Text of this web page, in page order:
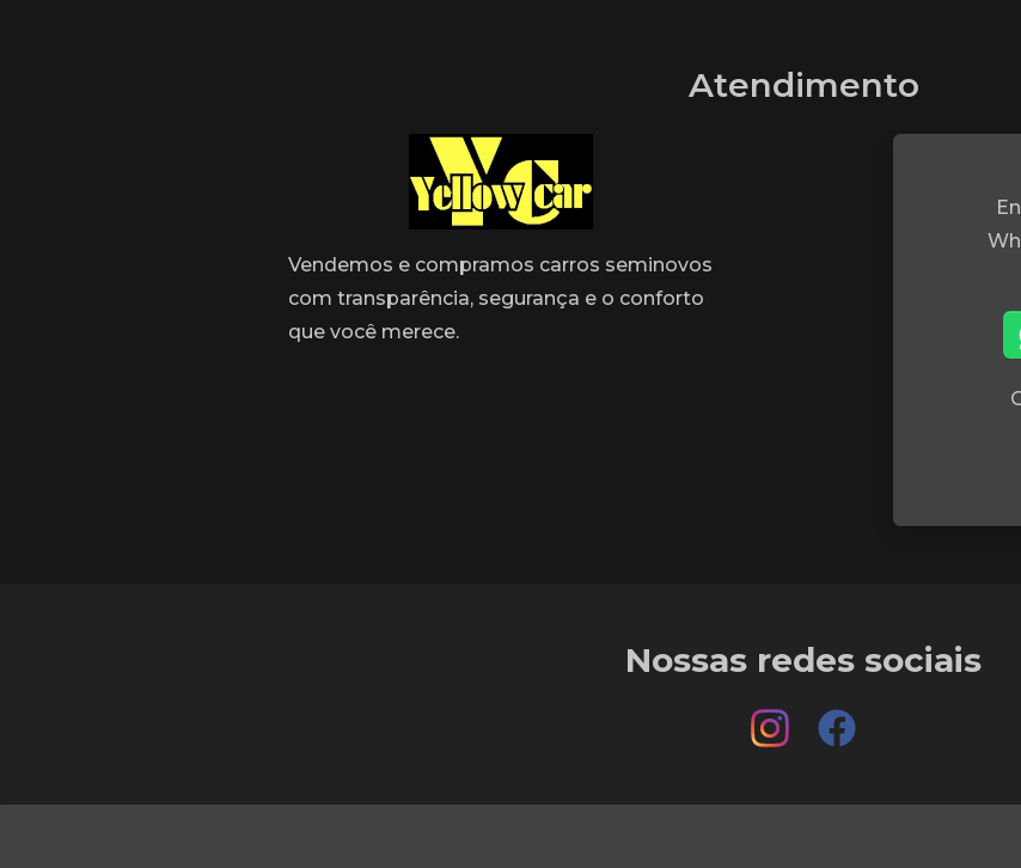
Atendimento
Vendemos e compramos carros seminovos
com transparência, segurança e o conforto
que você merece.
Nossas redes sociais